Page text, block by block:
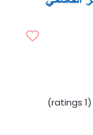
(1 ratings)